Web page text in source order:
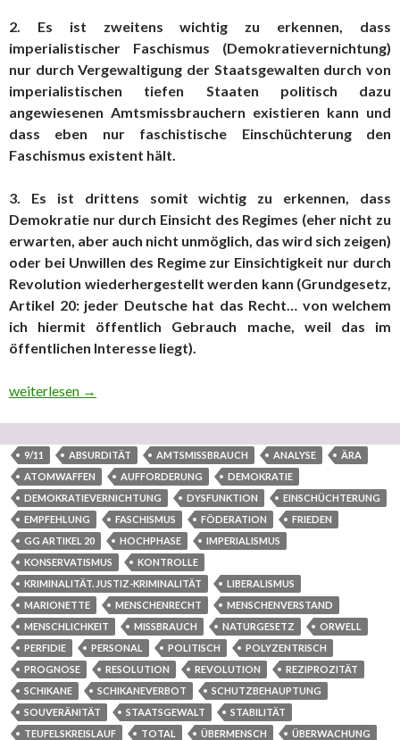
2. Es ist zweitens wichtig zu erkennen, dass
imperialistischer Faschismus (Demokratievernichtung)
nur durch Vergewaltigung der Staatsgewalten durch von
imperialistischen tiefen Staaten politisch dazu
angewiesenen Amtsmissbrauchern existieren kann und
dass eben nur faschistische Einschüchterung den
Faschismus existent hält.
3. Es ist drittens somit wichtig zu erkennen, dass
Demokratie nur durch Einsicht des Regimes (eher nicht zu
erwarten, aber auch nicht unmöglich, das wird sich zeigen)
oder bei Unwillen des Regime zur Einsichtigkeit nur durch
Revolution wiederhergestellt werden kann (Grundgesetz,
Artikel 20: jeder Deutsche hat das Recht… von welchem
ich hiermit öffentlich Gebrauch mache, weil das im
öffentlichen Interesse liegt).
Teil 6 “In ‘eigener’ Sache” (fünfter ausgelagerter Teilbereich
weiterlesen →
9/11 ABSURDITÄT AMTSMISSBRAUCH ANALYSE
ÄRA
ATOMWAFFEN
AUFFORDERUNG
DEMOKRATIE
DEMOKRATIEVERNICHTUNG
DYSFUNKTION
EINSCHÜCHTERUNG
EMPFEHLUNG
FASCHISMUS FÖDERATION
FRIEDEN
GG ARTIKEL 20
HOCHPHASE
IMPERIALISMUS
KONSERVATISMUS
KONTROLLE
KRIMINALITÄT. JUSTIZ-KRIMINALITÄT
LIBERALISMUS
MARIONETTE
MENSCHENRECHT
MENSCHENVERSTAND
MENSCHLICHKEIT
MISSBRAUCH NATURGESETZ
ORWELL
PERFIDIE
PERSONAL POLITISCH
POLYZENTRISCH
PROGNOSE
RESOLUTION REVOLUTION
REZIPROZITÄT
SCHIKANE
SCHIKANEVERBOT
SCHUTZBEHAUPTUNG
SOUVERÄNITÄT
STAATSGEWALT
STABILITÄT
TEUFELSKREISLAUF
TOTAL ÜBERMENSCH
ÜBERWACHUNG